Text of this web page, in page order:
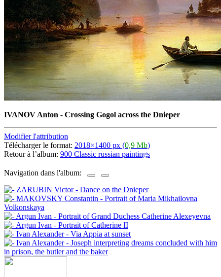
IVANOV Anton - Crossing Gogol across the Dnieper
Modifier l'attribution
Télécharger le format: 2018×1400 px (0,9 Mb)
Retour à l’album: 900 Classic russian paintings
Navigation dans l'album: